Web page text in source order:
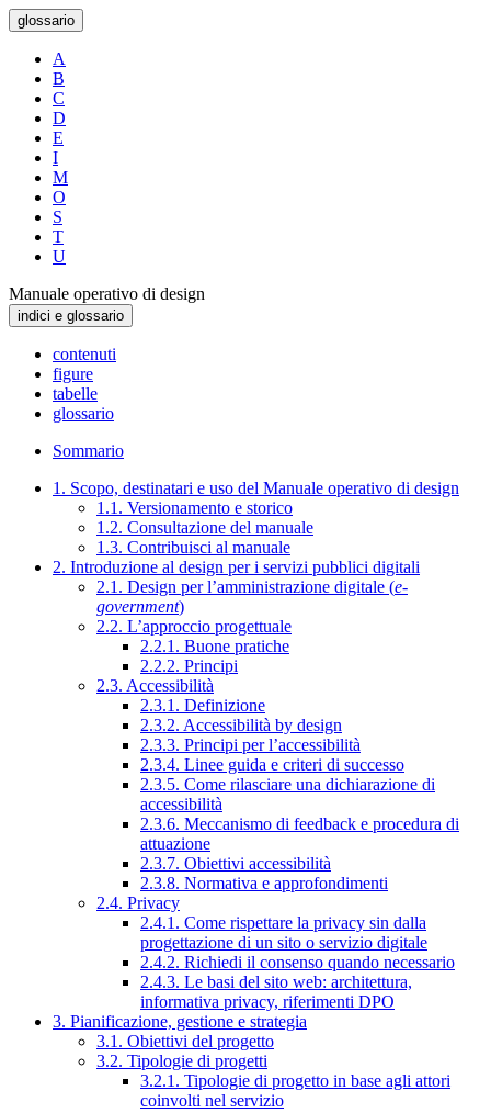
glossario
A
B
C
D
E
I
M
O
S
T
U
Manuale operativo di design
indici e glossario
contenuti
figure
tabelle
glossario
Sommario
1. Scopo, destinatari e uso del Manuale operativo di design
1.1. Versionamento e storico
1.2. Consultazione del manuale
1.3. Contribuisci al manuale
2. Introduzione al design per i servizi pubblici digitali
2.1. Design per l’amministrazione digitale (e-
government)
2.2. L’approccio progettuale
2.2.1. Buone pratiche
2.2.2. Principi
2.3. Accessibilità
2.3.1. Definizione
2.3.2. Accessibilità by design
2.3.3. Principi per l’accessibilità
2.3.4. Linee guida e criteri di successo
2.3.5. Come rilasciare una dichiarazione di
accessibilità
2.3.6. Meccanismo di feedback e procedura di
attuazione
2.3.7. Obiettivi accessibilità
2.3.8. Normativa e approfondimenti
2.4. Privacy
2.4.1. Come rispettare la privacy sin dalla
progettazione di un sito o servizio digitale
2.4.2. Richiedi il consenso quando necessario
2.4.3. Le basi del sito web: architettura,
informativa privacy, riferimenti DPO
3. Pianificazione, gestione e strategia
3.1. Obiettivi del progetto
3.2. Tipologie di progetti
3.2.1. Tipologie di progetto in base agli attori
coinvolti nel servizio